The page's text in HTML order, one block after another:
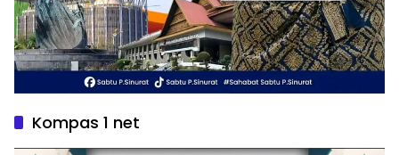
Kompas 1 net